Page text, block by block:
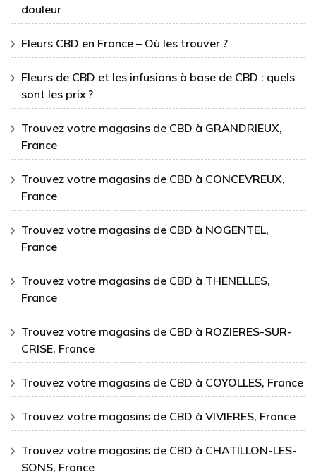
douleur
Fleurs CBD en France – Où les trouver ?
Fleurs de CBD et les infusions à base de CBD : quels
sont les prix ?
Trouvez votre magasins de CBD à GRANDRIEUX,
France
Trouvez votre magasins de CBD à CONCEVREUX,
France
Trouvez votre magasins de CBD à NOGENTEL,
France
Trouvez votre magasins de CBD à THENELLES,
France
Trouvez votre magasins de CBD à ROZIERES-SUR-
CRISE, France
Trouvez votre magasins de CBD à COYOLLES, France
Trouvez votre magasins de CBD à VIVIERES, France
Trouvez votre magasins de CBD à CHATILLON-LES-
SONS, France